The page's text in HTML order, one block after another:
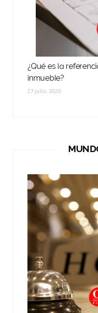
¿Qué es la
inmueble?
27 julio, 2026